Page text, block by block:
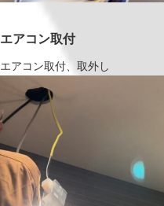
エアコン取付
エアコン取付、取外し